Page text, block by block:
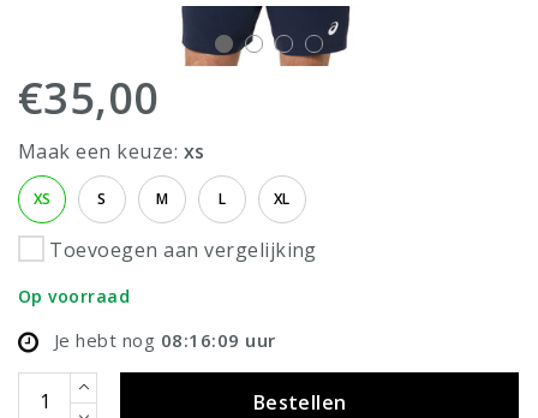
€35,00
Maak een keuze: xs
XS S M L XL
Toevoegen aan vergelijking
Op voorraad
Je hebt nog 08:16:09 uur
Bestellen